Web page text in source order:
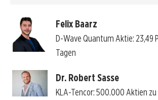
Felix Baarz
D-Wave Quantum Aktie: 23,49
Tagen
Dr. Robert Sasse
KLA-Tencor: 500.000 Aktien zu